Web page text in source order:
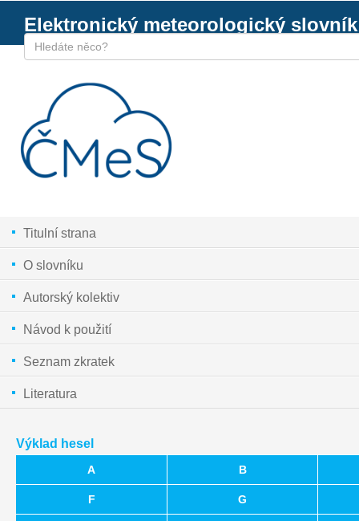
Elektronický meteorologický slovník
Titulní strana
O slovníku
Autorský kolektiv
Návod k použití
Seznam zkratek
Literatura
Výklad hesel
A B
F G